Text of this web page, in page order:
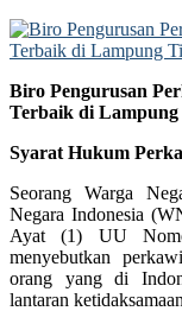
Biro Pengurusan
Terbaik di Lampung
Syarat Hukum
Seorang Warga
Negara Indonesia
Ayat (1) UU
menyebutkan
orang yang di
lantaran